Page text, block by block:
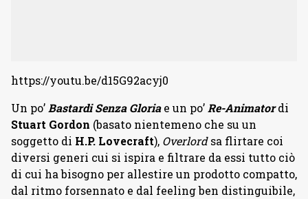
https://youtu.be/d15G92acyj0
Un po’Bastardi Senza Gloriae un po’Re-Animator di
Stuart Gordon (basato nientemeno che su un
soggetto di H.P. Lovecraft), Overlordsa flirtare coi
diversi generi cui si ispira e filtrare da essi tutto ciò
di cui ha bisogno per allestire un prodotto compatto,
dal ritmo forsennato e dal feeling ben distinguibile,